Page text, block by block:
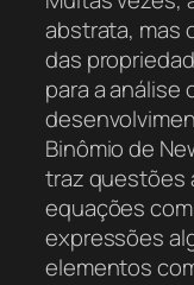
abstrata, mas
das
para a análise
Binômio de
traz questões
equações
expressões
elementos